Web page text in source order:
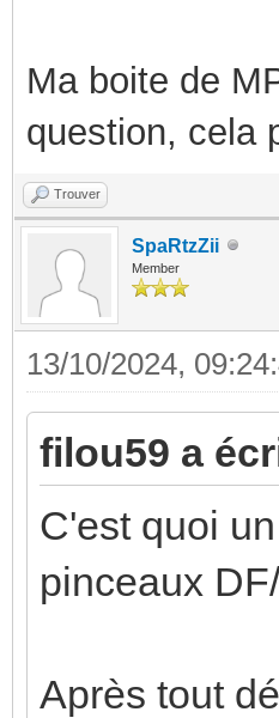
Ma boite de
question, cela
Trouver
SpaRtzZii
Member
13/10/2024,
filou59 a
C'est quoi
pinceaux
Après tout